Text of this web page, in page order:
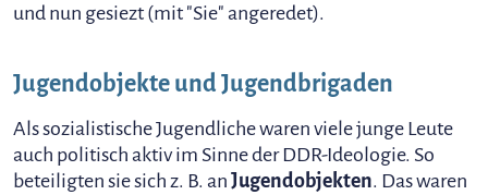
und nun gesiezt (mit "Sie" angeredet).
Jugendobjekte und Jugendbrigaden
Als sozialistische Jugendliche waren viele junge Leute
auch politisch aktiv im Sinne der DDR-Ideologie. So
beteiligten sie sich z. B. an Jugendobjekten. Das waren